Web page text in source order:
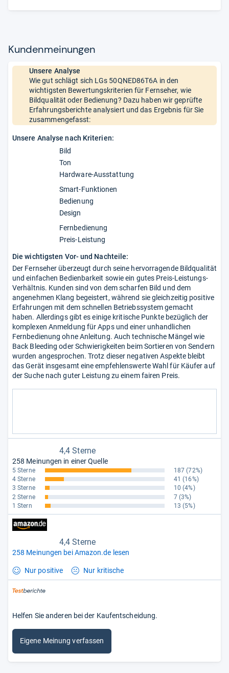
Kun­den­mei­nun­gen
Unsere Analyse
Wie gut schlägt sich LGs 50QNED86T6A in den
wichtigsten Bewertungskriterien für Fernseher, wie
Bildqualität oder Bedienung? Dazu haben wir geprüfte
Erfahrungsberichte analysiert und das Ergebnis für Sie
zusammengefasst:
Unsere Analyse nach Kriterien:
Bild
Ton
Hardware-Ausstattung
Smart-Funktionen
Bedienung
Design
Fernbedienung
Preis-Leistung
Die wichtigsten Vor- und Nachteile:
Der Fernseher überzeugt durch seine hervorragende Bildqualität
und einfachen Bedienbarkeit sowie ein gutes Preis-Leistungs-
Verhältnis. Kunden sind von dem scharfen Bild und dem
angenehmen Klang begeistert, während sie gleichzeitig positive
Erfahrungen mit dem schnellen Betriebssystem gemacht
haben. Allerdings gibt es einige kritische Punkte bezüglich der
komplexen Anmeldung für Apps und einer unhandlichen
Fernbedienung ohne Anleitung. Auch technische Mängel wie
Back Bleeding oder Schwierigkeiten beim Sortieren von Sendern
wurden angesprochen. Trotz dieser negativen Aspekte bleibt
das Gerät insgesamt eine empfehlenswerte Wahl für Käufer auf
der Suche nach guter Leistung zu einem fairen Preis.
4,4 Sterne
258 Meinungen in einer Quelle
5 Sterne 187 (72%)
4 Sterne
41 (16%)
3 Sterne
10 (4%)
2 Sterne
7 (3%)
1 Stern
13 (5%)
4,4 Sterne
258 Meinungen bei Amazon.de lesen
Nur positive Nur kritische
Helfen Sie anderen bei der Kaufentscheidung.
Eigene Meinung verfassen